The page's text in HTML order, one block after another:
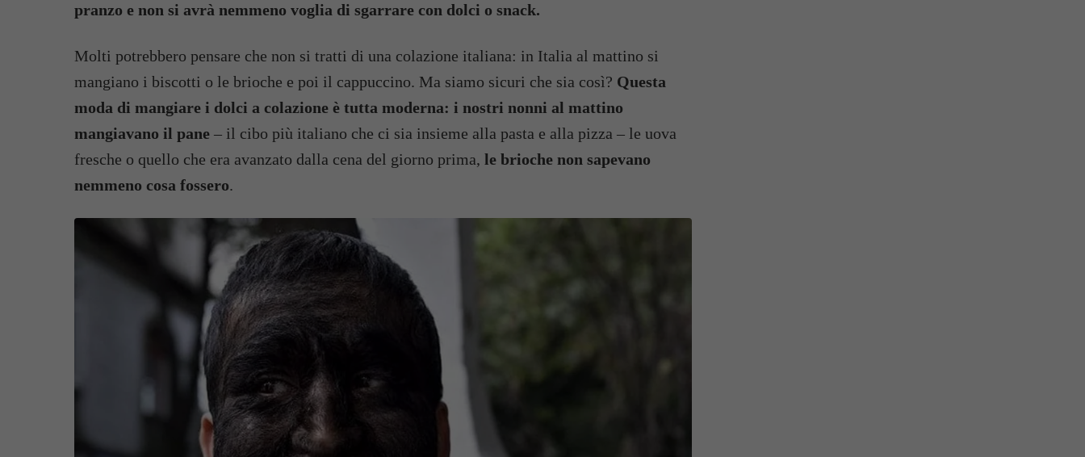
pranzo e non si avrà nemmeno voglia di sgarrare con dolci o snack.
Molti potrebbero pensare che non si tratti di una colazione italiana: in Italia al mattino si
mangiano i biscotti o le brioche e poi il cappuccino. Ma siamo sicuri che sia così? Questa
moda di mangiare i dolci a colazione è tutta moderna: i nostri nonni al mattino
mangiavano il pane – il cibo più italiano che ci sia insieme alla pasta e alla pizza – le uova
fresche o quello che era avanzato dalla cena del giorno prima, le brioche non sapevano
nemmeno cosa fossero.